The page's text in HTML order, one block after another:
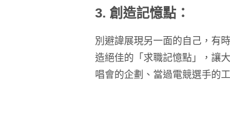
3. 創造記憶點：
別避諱展現另一面的自己，有
造絕佳的「求職記憶點」，讓
唱會的企劃、當過電競選手的